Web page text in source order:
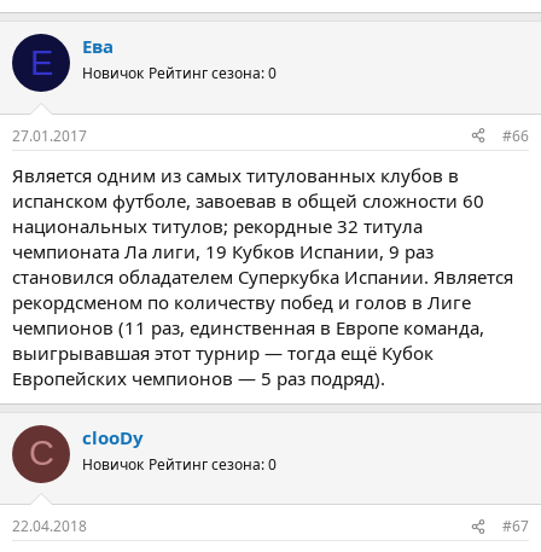
Е Ева
Новичок Рейтинг сезона: 0
27.01.2017 #66
Является одним из самых титулованных клубов в
испанском футболе, завоевав в общей сложности 60
национальных титулов; рекордные 32 титула
чемпионата Ла лиги, 19 Кубков Испании, 9 раз
становился обладателем Суперкубка Испании. Является
рекордсменом по количеству побед и голов в Лиге
чемпионов (11 раз, единственная в Европе команда,
выигрывавшая этот турнир — тогда ещё Кубок
Европейских чемпионов — 5 раз подряд).
C clooDy
Новичок Рейтинг сезона: 0
22.04.2018 #67